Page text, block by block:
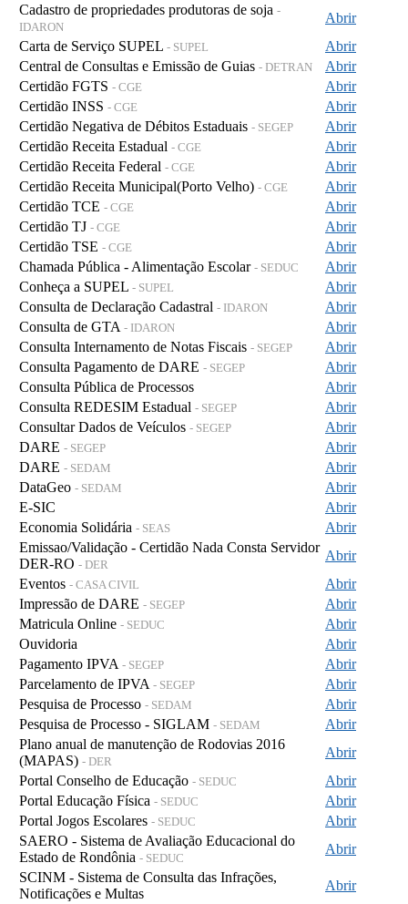
Cadastro de propriedades produtoras de soja -
IDARON
Abrir
Carta de Serviço SUPEL - SUPEL
Abrir
Central de Consultas e Emissão de Guias - DETRAN
Abrir
Certidão FGTS - CGE
Abrir
Certidão INSS - CGE
Abrir
Certidão Negativa de Débitos Estaduais - SEGEP
Abrir
Certidão Receita Estadual - CGE
Abrir
Certidão Receita Federal - CGE
Abrir
Certidão Receita Municipal(Porto Velho) - CGE
Abrir
Certidão TCE - CGE
Abrir
Certidão TJ - CGE
Abrir
Certidão TSE - CGE
Abrir
Chamada Pública - Alimentação Escolar - SEDUC
Abrir
Conheça a SUPEL - SUPEL
Abrir
Consulta de Declaração Cadastral - IDARON
Abrir
Consulta de GTA - IDARON
Abrir
Consulta Internamento de Notas Fiscais - SEGEP
Abrir
Consulta Pagamento de DARE - SEGEP
Abrir
Consulta Pública de Processos
Abrir
Consulta REDESIM Estadual - SEGEP
Abrir
Consultar Dados de Veículos - SEGEP
Abrir
DARE - SEGEP
Abrir
DARE - SEDAM
Abrir
DataGeo - SEDAM
Abrir
E-SIC
Abrir
Economia Solidária - SEAS
Abrir
Emissao/Validação - Certidão Nada Consta Servidor
DER-RO - DER
Abrir
Eventos - CASA CIVIL
Abrir
Impressão de DARE - SEGEP
Abrir
Matricula Online - SEDUC
Abrir
Ouvidoria
Abrir
Pagamento IPVA - SEGEP
Abrir
Parcelamento de IPVA - SEGEP
Abrir
Pesquisa de Processo - SEDAM
Abrir
Pesquisa de Processo - SIGLAM - SEDAM
Abrir
Plano anual de manutenção de Rodovias 2016
(MAPAS) - DER
Abrir
Portal Conselho de Educação - SEDUC
Abrir
Portal Educação Física - SEDUC
Abrir
Portal Jogos Escolares - SEDUC
Abrir
SAERO - Sistema de Avaliação Educacional do
Estado de Rondônia - SEDUC
Abrir
SCINM - Sistema de Consulta das Infrações,
Notificações e Multas
Abrir